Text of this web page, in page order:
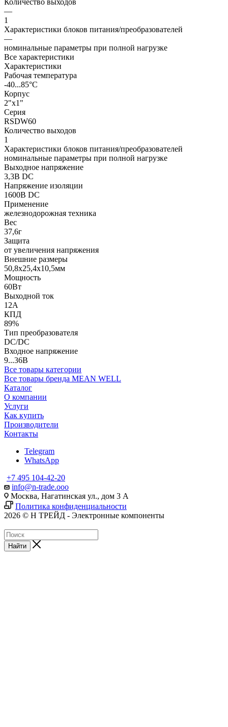
—
1
Характеристики блоков питания/преобразователей
—
номинальные параметры при полной нагрузке
Все характеристики
Характеристики
Рабочая температура
-40...85°C
Корпус
2"x1"
Серия
RSDW60
Количество выходов
1
Характеристики блоков питания/преобразователей
номинальные параметры при полной нагрузке
Выходное напряжение
3,3В DC
Напряжение изоляции
1600В DC
Применение
железнодорожная техника
Вес
37,6г
Защита
от увеличения напряжения
Внешние размеры
50,8x25,4x10,5мм
Мощность
60Вт
Выходной ток
12А
КПД
89%
Тип преобразователя
DC/DC
Входное напряжение
9...36В
Все товары категории
Все товары бренда MEAN WELL
Каталог
О компании
Услуги
Как купить
Производители
Контакты
Telegram
WhatsApp
+7 495 104-42-20
info@n-trade.ooo
Москва, Нагатинская ул., дом 3 А
Политика конфиденциальности
2026 © Н ТРЕЙД - Электронные компоненты
Найти